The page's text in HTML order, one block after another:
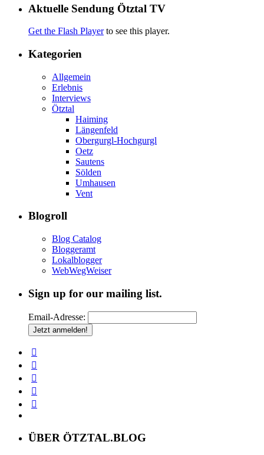
Aktuelle Sendung Ötztal TV
Get the Flash Playerto see this player.
Kategorien
Allgemein
Erlebnis
Interviews
Ötztal
Haiming
Längenfeld
Obergurgl-Hochgurgl
Oetz
Sautens
Sölden
Umhausen
Vent
Blogroll
Blog Catalog
Bloggeramt
Lokalblogger
WebWegWeiser
Sign up for our mailing list.
Email-Adresse:
ÜBER ÖTZTAL.BLOG